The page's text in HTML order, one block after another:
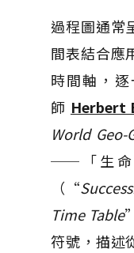
過程圖通常
間表結合應
時間軸，
師 Herbert
World
──「生命
（“
Time Table
符號，描述